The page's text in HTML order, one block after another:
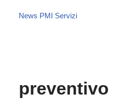
News PMI Servizi
preventivo